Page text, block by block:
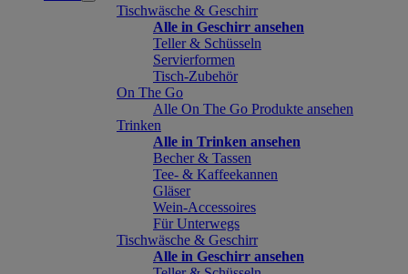
Tischwäsche & Geschirr
Alle in Geschirr ansehen
Teller & Schüsseln
Servierformen
Tisch-Zubehör
On The Go
Alle On The Go Produkte ansehen
Trinken
Alle in Trinken ansehen
Becher & Tassen
Tee- & Kaffeekannen
Gläser
Wein-Accessoires
Für Unterwegs
Tischwäsche & Geschirr
Alle in Geschirr ansehen